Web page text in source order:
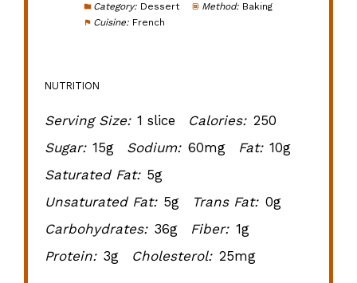
Category: Dessert Method: Baking
Cuisine: French
NUTRITION
Serving Size: 1 slice Calories: 250
Sugar: 15g Sodium: 60mg Fat: 10g
Saturated Fat: 5g
Unsaturated Fat: 5g Trans Fat: 0g
Carbohydrates: 36g Fiber: 1g
Protein: 3g Cholesterol: 25mg